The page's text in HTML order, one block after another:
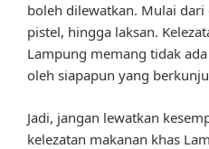
boleh dilewatkan. Mulai
pistel, hingga laksan.
Lampung memang tidak
oleh siapapun yang
Jadi, jangan lewatkan
kelezatan makanan khas